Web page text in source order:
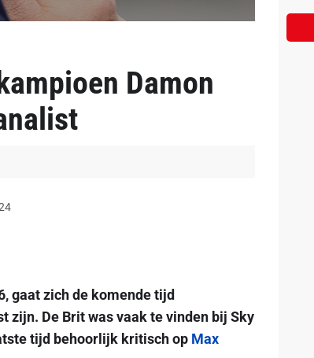
Damon
gaat zich de komende tijd
zijn. De Brit was vaak te vinden bij Sky
tijd behoorlijk kritisch op Max